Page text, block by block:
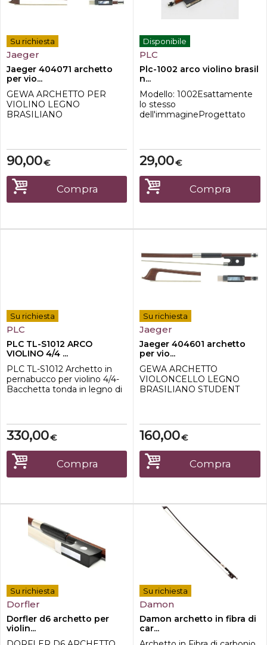
Su richiesta
Jaeger
Jaeger 404071 archetto
per vio...
GEWA ARCHETTO PER
VIOLINO LEGNO
BRASILIANO
rotondaMarchiato "Jaeger"
€
90,00
Compra
Disponibile
PLC
Plc-1002 arco violino brasil
n...
Modello: 1002Esattamente
lo stesso
dell'immagineProgettato
studenti -Nasetto in ebano -
Crini naturali-Asta rotonda
€
29,00
Compra
Su richiesta
PLC
PLC TL-S1012 ARCO
VIOLINO 4/4 ...
PLC TL-S1012 Archetto in
pernabucco per violino 4/4-
Bacchetta tonda in legno di
Avvolgimento in argento
nichelato-Crini di cavallo
naturali-Vite interna: in silver-
Peso: 59-62g circa
€
330,00
Compra
Su richiesta
Jaeger
Jaeger 404601 archetto
per vio...
GEWA ARCHETTO
VIOLONCELLO LEGNO
BRASILIANO STUDENT
"Jaeger"
€
160,00
Compra
Su richiesta
Dorfler
Dorfler d6 archetto per
violin...
Su richiesta
Damon
Damon archetto in fibra di
car...